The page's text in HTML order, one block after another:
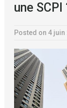
une SCPI
Posted on 4 juin